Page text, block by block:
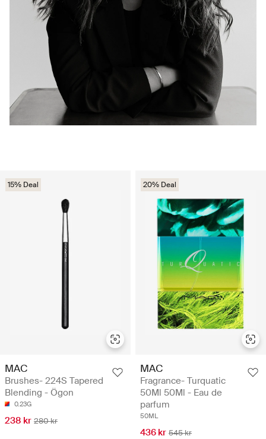
15% Deal
MAC
Brushes- 224S Tapered
Blending - Ögon
0.23G
238 kr 280 kr
20% Deal
MAC
Fragrance- Turquatic
50Ml 50Ml - Eau de
parfum
50ML
436 kr 545 kr